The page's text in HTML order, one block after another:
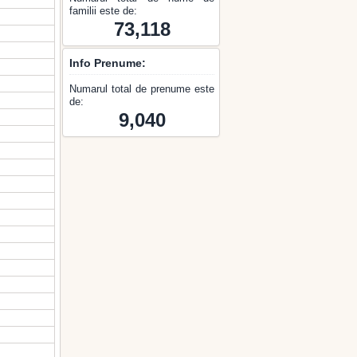
familii este de:
73,118
Info Prenume:
Numarul total de prenume este
de:
9,040